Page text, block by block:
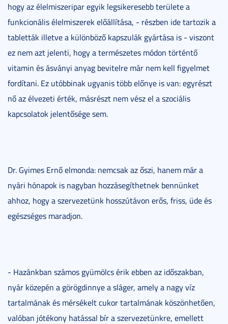
hogy az élelmiszeripar egyik legsikeresebb területe a
funkcionális élelmiszerek előállítása, - részben ide tartozik a
tabletták illetve a különböző kapszulák gyártása is - viszont
ez nem azt jelenti, hogy a természetes módon történtő
vitamin és ásványi anyag bevitelre már nem kell figyelmet
fordítani. Ez utóbbinak ugyanis több előnye is van: egyrészt
nő az élvezeti érték, másrészt nem vész el a szociális
kapcsolatok jelentősége sem.
Dr. Gyimes Ernő elmonda: nemcsak az őszi, hanem már a
nyári hónapok is nagyban hozzásegíthetnek bennünket
ahhoz, hogy a szervezetünk hosszútávon erős, friss, üde és
egészséges maradjon.
- Hazánkban számos gyümölcs érik ebben az időszakban,
nyár közepén a görögdinnye a sláger, amely a nagy víz
tartalmának és mérsékelt cukor tartalmának köszönhetően,
valóban jótékony hatással bír a szervezetünkre, emellett